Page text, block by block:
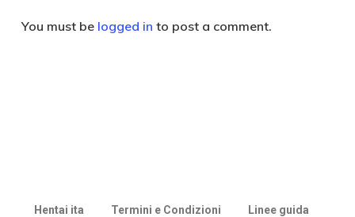
You must be logged in to post a comment.
Hentai ita Termini e Condizioni Linee guida